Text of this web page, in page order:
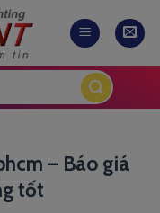
– Báo giá
tốt